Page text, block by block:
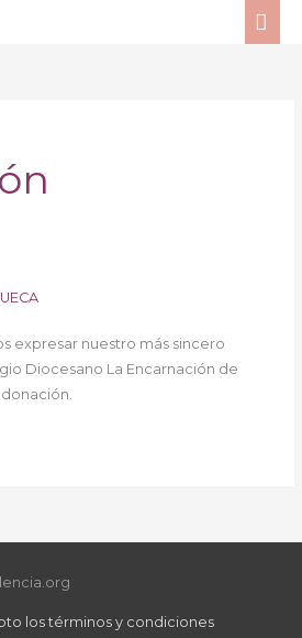
expresar nuestro más sincero
Diocesano La Encarnación de
los términos y condiciones